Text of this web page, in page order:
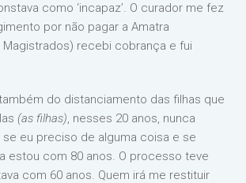
como ‘incapaz’. O curador me fez
por não pagar a Amatra
recebi cobrança e fui
do distanciamento das filhas que
(as filhas), nesses 20 anos, nunca
se eu preciso de alguma coisa e se
estou com 80 anos. O processo teve
com 60 anos. Quem irá me restituir